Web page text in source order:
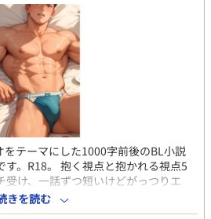
テーマにした1000字前後のBL小説
。R18。 抱く視点と抱かれる視点5
受け、一話ずつ短いけどがっつりエ
ー、異世界転移ものジャンルはいろい
中。 詳細を知れるブログのリンクは↓
きを読む